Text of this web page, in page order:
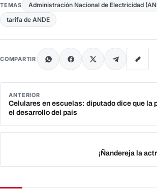
TEMAS Administración Nacional de Electricidad
tarifa de ANDE
COMPARTIR
ANTERIOR
Celulares en escuelas: diputado dice que la
el desarrollo del país
¡Ñandereja la